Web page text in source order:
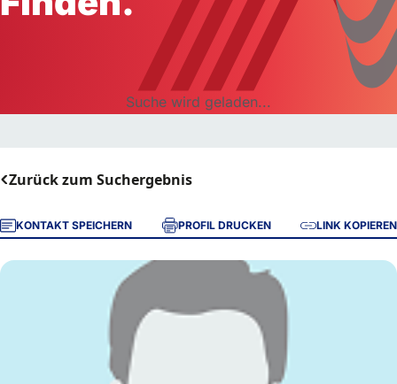
Suche wird geladen...
Zurück zum Suchergebnis
KONTAKT SPEICHERN PROFIL DRUCKEN LINK KOPIEREN